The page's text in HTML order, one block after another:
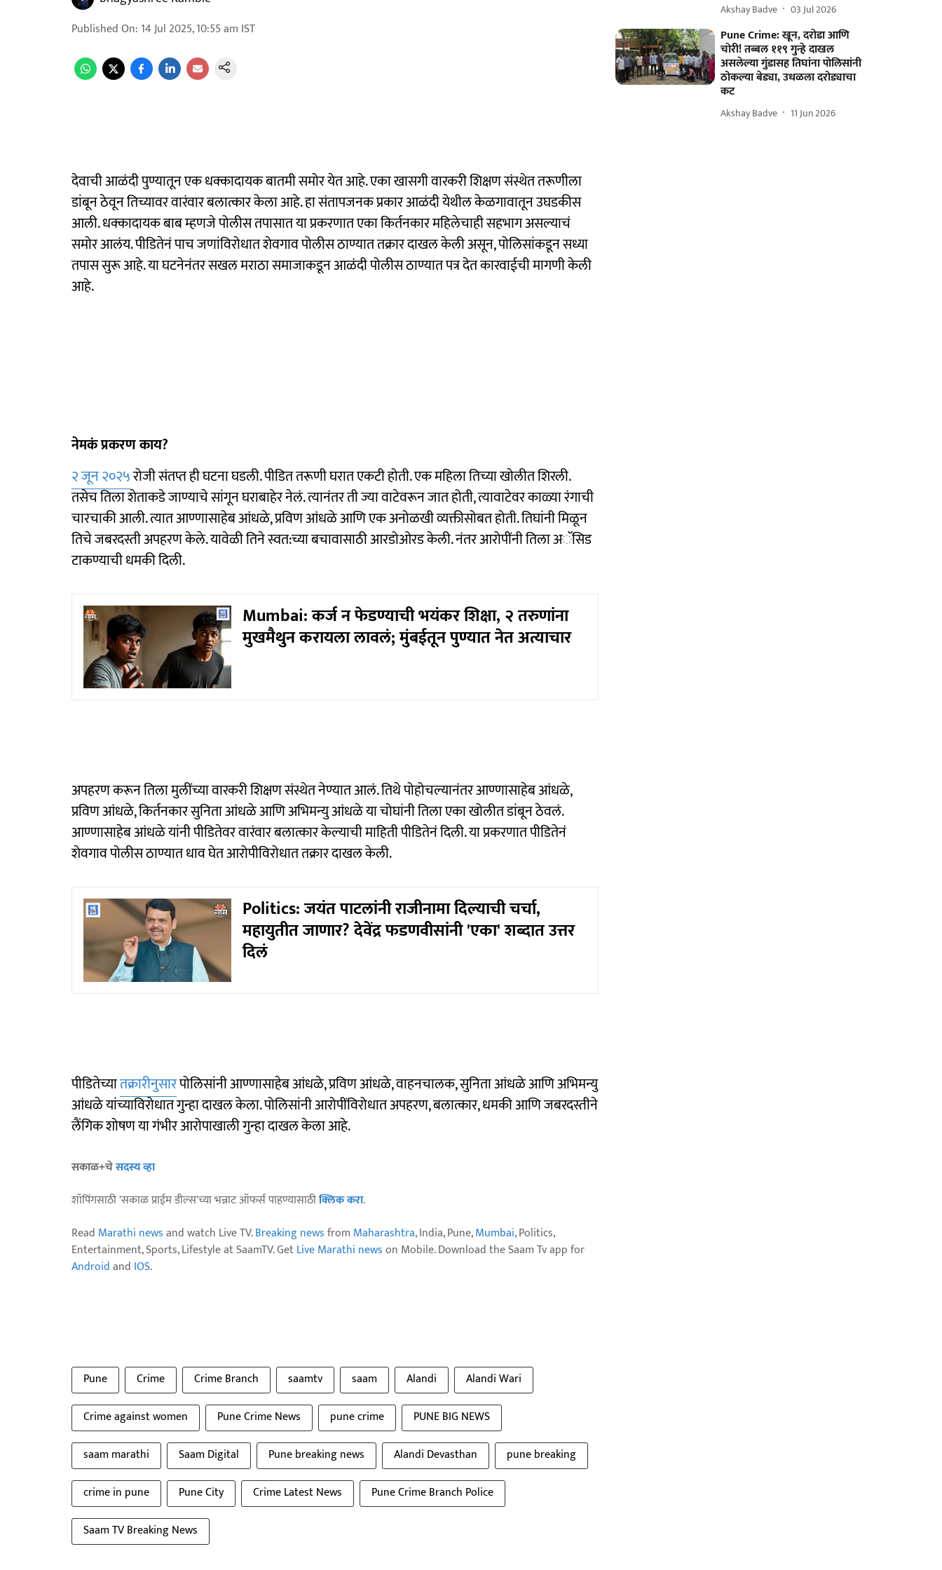
Published On: 14 Jul 2025, 10:55 am IST
देवाची आळंदी पुण्यातून एक धक्कादायक बातमी समोर येत आहे. एका खासगी वारकरी शिक्षण संस्थेत तरूणीला
डांबून ठेवून तिच्यावर वारंवार बलात्कार केला आहे. हा संतापजनक प्रकार आळंदी येथील केळगावातून उघडकीस
आली. धक्कादायक बाब म्हणजे पोलीस तपासात या प्रकरणात एका किर्तनकार महिलेचाही सहभाग असल्याचं
समोर आलंय. पीडितेनं पाच जणांविरोधात शेवगाव पोलीस ठाण्यात तक्रार दाखल केली असून, पोलिसांकडून सध्या
तपास सुरू आहे. या घटनेनंतर सखल मराठा समाजाकडून आळंदी पोलीस ठाण्यात पत्र देत कारवाईची मागणी केली
आहे.
नेमकं प्रकरण काय?
२ जून २०२५रोजी संतप्त ही घटना घडली. पीडित तरूणी घरात एकटी होती. एक महिला तिच्या खोलीत शिरली.
तसेच तिला शेताकडे जाण्याचे सांगून घराबाहेर नेलं. त्यानंतर ती ज्या वाटेवरून जात होती, त्यावाटेवर काळ्या रंगाची
चारचाकी आली. त्यात आण्णासाहेब आंधळे, प्रविण आंधळे आणि एक अनोळखी व्यक्तीसोबत होती. तिघांनी मिळून
तिचे जबरदस्ती अपहरण केले. यावेळी तिने स्वत:च्या बचावासाठी आरडोओरड केली. नंतर आरोपींनी तिला अॅसिड
टाकण्याची धमकी दिली.
Mumbai: कर्ज न फेडण्याची भयंकर शिक्षा, २ तरुणांना
मुखमैथुन करायला लावलं; मुंबईतून पुण्यात नेत अत्याचार
अपहरण करून तिला मुलींच्या वारकरी शिक्षण संस्थेत नेण्यात आलं. तिथे पोहोचल्यानंतर आण्णासाहेब आंधळे,
प्रविण आंधळे, किर्तनकार सुनिता आंधळे आणि अभिमन्यु आंधळे या चोघांनी तिला एका खोलीत डांबून ठेवलं.
आण्णासाहेब आंधळे यांनी पीडितेवर वारंवार बलात्कार केल्याची माहिती पीडितेनं दिली. या प्रकरणात पीडितेनं
शेवगाव पोलीस ठाण्यात धाव घेत आरोपीविरोधात तक्रार दाखल केली.
Politics: जयंत पाटलांनी राजीनामा दिल्याची चर्चा,
महायुतीत जाणार? देवेंद्र फडणवीसांनी 'एका' शब्दात उत्तर
दिलं
पीडितेच्यातक्रारीनुसारपोलिसांनी आण्णासाहेब आंधळे, प्रविण आंधळे, वाहनचालक, सुनिता आंधळे आणि अभिमन्यु
आंधळे यांच्याविरोधात गुन्हा दाखल केला. पोलिसांनी आरोपींविरोधात अपहरण, बलात्कार, धमकी आणि जबरदस्तीने
लैंगिक शोषण या गंभीर आरोपाखाली गुन्हा दाखल केला आहे.
सकाळ+चेसदस्य व्हा
शॉपिंगसाठी 'सकाळ प्राईम डील्स'च्या भन्नाट ऑफर्स पाहण्यासाठीक्लिक करा.
Read Marathi newsand watch Live TV.Breaking newsfrom Maharashtra, India, Pune,Mumbai, Politics,
Entertainment, Sports, Lifestyle at SaamTV. GetLive Marathi newson Mobile. Download the Saam Tv app for
Androidand IOS.
Pune Crime Crime Branch saamtv saam Alandi
Alandi Wari
Crime against women
Pune Crime News pune crime
PUNE BIG NEWS
saam marathi
Saam Digital Pune breaking news Alandi Devasthan
pune breaking
crime in pune
Pune City Crime Latest News
Pune Crime Branch Police
Saam TV Breaking News
Akshay Badve 03 Jul 2026
Pune Crime: खून, दरोडा आणि
चोरी! तब्बल ११९ गुन्हे दाखल
असलेल्या गुंडासह तिघांना पोलिसांनी
ठोकल्या बेड्या, उधळला दरोड्याचा
कट
Akshay Badve 11 Jun 2026